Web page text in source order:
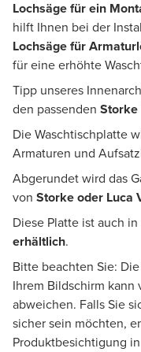
Lochsäge für ein
hilft Ihnen bei der
Lochsäge für
für eine erhöhte
Tipp unseres
den passenden Storke
Die Waschtischplatte
Armaturen und
Abgerundet wird das
von Storke oder Luca
Diese Platte ist auch in
erhältlich.
Bitte beachten Sie:
Ihrem Bildschirm
abweichen. Falls Sie
sicher sein möchten,
Produktbesichtigung